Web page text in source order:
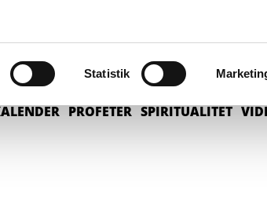
Statistik
PROFETER SPIRITUALITET